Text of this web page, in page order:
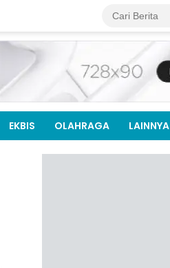
EKBIS OLAHRAGA LAINNYA